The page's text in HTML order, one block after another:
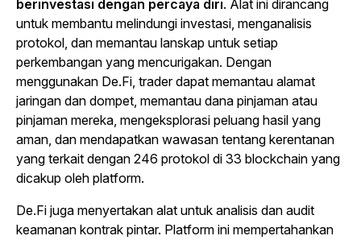
berinvestasi dengan percaya diri. Alat ini dirancang
untuk membantu melindungi investasi, menganalisis
protokol, dan memantau lanskap untuk setiap
perkembangan yang mencurigakan. Dengan
menggunakan De.Fi, trader dapat memantau alamat
jaringan dan dompet, memantau dana pinjaman atau
pinjaman mereka, mengeksplorasi peluang hasil yang
aman, dan mendapatkan wawasan tentang kerentanan
yang terkait dengan 246 protokol di 33 blockchain yang
dicakup oleh platform.
De.Fi juga menyertakan alat untuk analisis dan audit
keamanan kontrak pintar. Platform ini mempertahankan